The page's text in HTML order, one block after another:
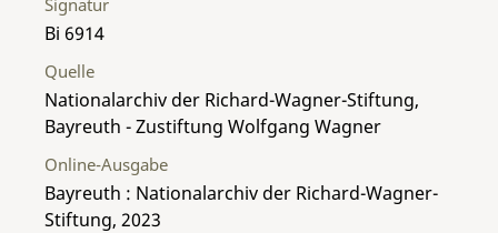
Bi 6914
Quelle
Nationalarchiv der Richard-Wagner-Stiftung,
Bayreuth - Zustiftung Wolfgang Wagner
Online-Ausgabe
Bayreuth : Nationalarchiv der Richard-Wagner-
Stiftung, 2023